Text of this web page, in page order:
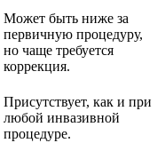
Может быть ниже за
первичную процедуру,
но чаще требуется
коррекция.
Присутствует, как и при
любой инвазивной
процедуре.